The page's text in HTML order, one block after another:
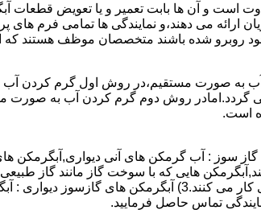
است و آن ها بابت تعمیر و یا تعویض قطعات
ارائه می دهند،و نمایندگی ها تمامی فرم
روبرو شده باشند متخصصان موظف هستند که ان
صورت مستقیم،در روش اول گرم کردن آب
روش دوم گرم کردن آب به صورت
است.
هایی که با سوخت گاز مانند گاز
کنند,آبگرمکن هایی که با انرژی حیدری مانند